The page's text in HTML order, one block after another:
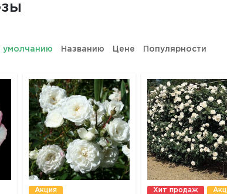
умолчанию Названию Цене Популярности
Акция Хит продаж